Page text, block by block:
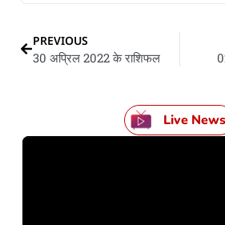
PREVIOUS
30 अप्रिल 2022 के राशिफल
Live News